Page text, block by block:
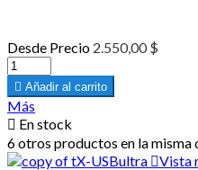
Desde Precio 2.550,00 $
 Añadir al carrito
Más
 En stock
6 otros productos en la misma
Vista